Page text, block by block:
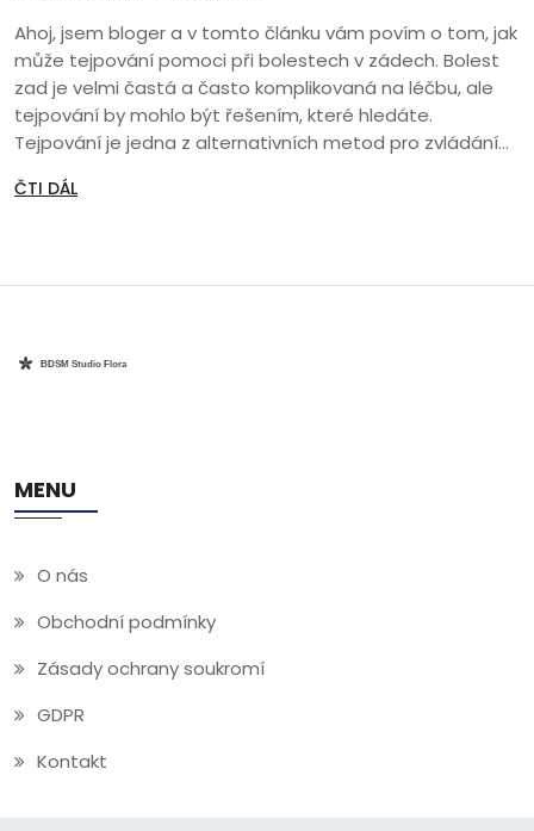
Ahoj, jsem bloger a v tomto článku vám povím o tom, jak
může tejpování pomoci při bolestech v zádech. Bolest
zad je velmi častá a často komplikovaná na léčbu, ale
tejpování by mohlo být řešením, které hledáte.
Tejpování je jedna z alternativních metod pro zvládání
tejpování v případě bolestí zad, takže se k nám přidejte,
ČTI DÁL
MENU
O nás
Obchodní podmínky
Zásady ochrany soukromí
GDPR
Kontakt